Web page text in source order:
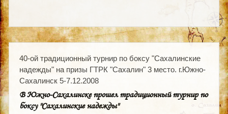
40-ой традиционный турнир по боксу "Сахалинские
надежды" на призы ГТРК "Сахалин" 3 место. г.Южно-
Сахалинск 5-7.12.2008
В Южно-Сахалинске прошел традиционный турнир по
боксу "Сахалинские надежды"